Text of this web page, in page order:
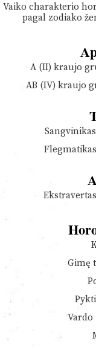
Vaiko charakterio
pagal zodiako
A (II) kraujo
AB (IV) kraujo
Sangvinikas
Flegmatikas
Ekstravertas
Gimę
Vardo